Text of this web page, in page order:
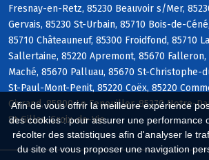
Afin de vous offrir la meilleure expérience
des cookies : pour assurer une performance
récolter des statistiques afin d'analyser le
du site et vous proposer une navigation
Fresnay-en-Retz, 85230 Beauvoir s/Mer,
Gervais, 85230 St-Urbain, 85710 Bois-de-
85710 Châteauneuf, 85300 Froidfond, 85710
Sallertaine, 85220 Apremont, 85670 Falleron,
Maché, 85670 Palluau, 85670 St-Christophe-
St-Paul-Mont-Penit, 85220 Coëx, 85220
Givrand, 85800 Le Fenouiller, 85270 Notre-
St-Gilles-Croix-de-Vie